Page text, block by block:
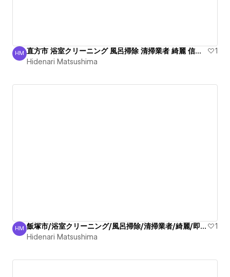
Hidenari Matsushima
HM 直方市 浴室クリーニング 風呂掃除 清掃業者 綺麗 信頼！
1
Hidenari Matsushima
Hidenari Matsushima
HM 飯塚市/浴室クリーニング/風呂掃除/清掃業者/綺麗/即電話
1
Hidenari Matsushima